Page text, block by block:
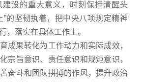
设的重大意义，时刻保持清醒头
”的坚韧执着，把中央八项规定精神
，落实在具体工作上。
成果转化为工作动力和实际成效，
宗旨意识、责任意识和规矩意识，
奋斗和团队拼搏的作风，提升政治